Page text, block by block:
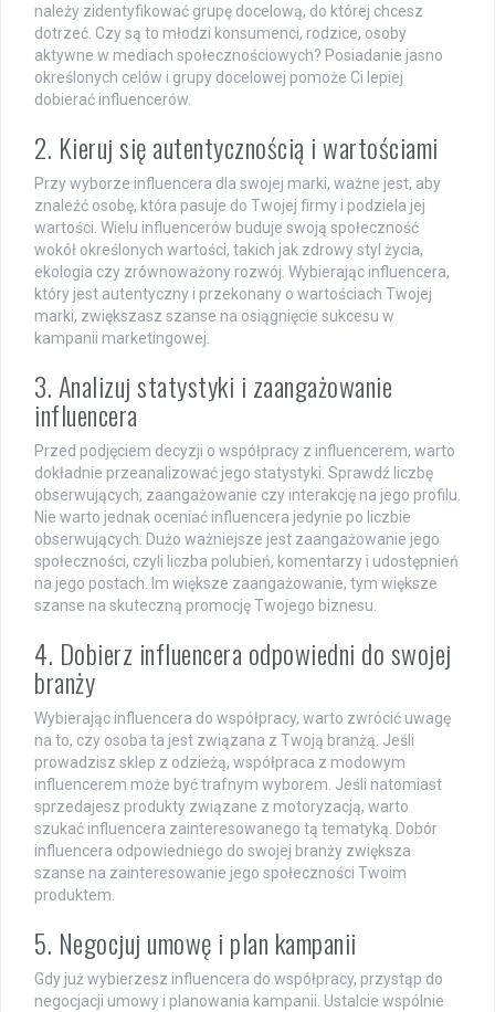
należy zidentyfikować grupę docelową, do której chcesz
dotrzeć. Czy są to młodzi konsumenci, rodzice, osoby
aktywne w mediach społecznościowych? Posiadanie jasno
określonych celów i grupy docelowej pomoże Ci lepiej
dobierać influencerów.
2. Kieruj się autentycznością i wartościami
Przy wyborze influencera dla swojej marki, ważne jest, aby
znaleźć osobę, która pasuje do Twojej firmy i podziela jej
wartości. Wielu influencerów buduje swoją społeczność
wokół określonych wartości, takich jak zdrowy styl życia,
ekologia czy zrównoważony rozwój. Wybierając influencera,
który jest autentyczny i przekonany o wartościach Twojej
marki, zwiększasz szanse na osiągnięcie sukcesu w
kampanii marketingowej.
3. Analizuj statystyki i zaangażowanie
influencera
Przed podjęciem decyzji o współpracy z influencerem, warto
dokładnie przeanalizować jego statystyki. Sprawdź liczbę
obserwujących, zaangażowanie czy interakcję na jego profilu.
Nie warto jednak oceniać influencera jedynie po liczbie
obserwujących. Dużo ważniejsze jest zaangażowanie jego
społeczności, czyli liczba polubień, komentarzy i udostępnień
na jego postach. Im większe zaangażowanie, tym większe
szanse na skuteczną promocję Twojego biznesu.
4. Dobierz influencera odpowiedni do swojej
branży
Wybierając influencera do współpracy, warto zwrócić uwagę
na to, czy osoba ta jest związana z Twoją branżą. Jeśli
prowadzisz sklep z odzieżą, współpraca z modowym
influencerem może być trafnym wyborem. Jeśli natomiast
sprzedajesz produkty związane z motoryzacją, warto
szukać influencera zainteresowanego tą tematyką. Dobór
influencera odpowiedniego do swojej branży zwiększa
szanse na zainteresowanie jego społeczności Twoim
produktem.
5. Negocjuj umowę i plan kampanii
Gdy już wybierzesz influencera do współpracy, przystąp do
negocjacji umowy i planowania kampanii. Ustalcie wspólnie